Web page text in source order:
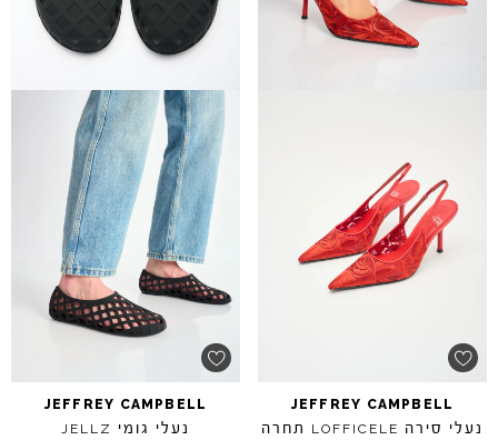
JEFFREY CAMPBELL
נעלי סירה LOFFICELE תחרה
JEFFREY CAMPBELL
נעלי גומי JELLZ